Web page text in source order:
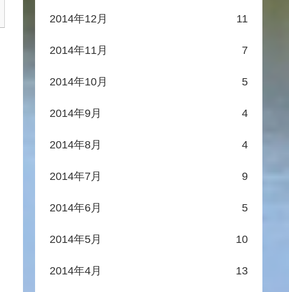
2014年12月 11
2014年11月 7
2014年10月 5
2014年9月 4
2014年8月 4
2014年7月 9
2014年6月 5
2014年5月 10
2014年4月 13